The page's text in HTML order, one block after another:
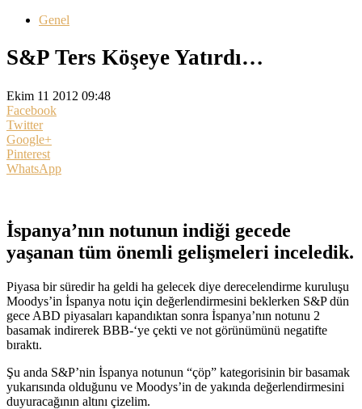
Genel
S&P Ters Köşeye Yatırdı…
Ekim 11 2012 09:48
Facebook
Twitter
Google+
Pinterest
WhatsApp
İspanya’nın notunun indiği gecede
yaşanan tüm önemli gelişmeleri inceledik.
Piyasa bir süredir ha geldi ha gelecek diye derecelendirme kuruluşu
Moodys’in İspanya notu için değerlendirmesini beklerken S&P dün
gece ABD piyasaları kapandıktan sonra İspanya’nın notunu 2
basamak indirerek BBB-‘ye çekti ve not görünümünü negatifte
bıraktı.
Şu anda S&P’nin İspanya notunun “çöp” kategorisinin bir basamak
yukarısında olduğunu ve Moodys’in de yakında değerlendirmesini
duyuracağının altını çizelim.